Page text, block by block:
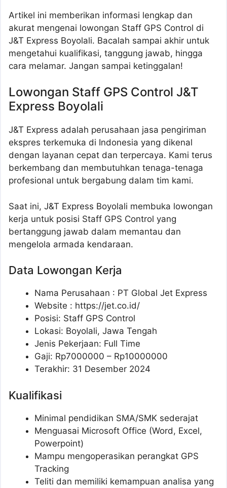
Artikel ini memberikan informasi lengkap dan
akurat mengenai lowongan Staff GPS Control di
J&T Express Boyolali. Bacalah sampai akhir untuk
mengetahui kualifikasi, tanggung jawab, hingga
cara melamar. Jangan sampai ketinggalan!
Lowongan Staff GPS Control J&T
Express Boyolali
J&T Express adalah perusahaan jasa pengiriman
ekspres terkemuka di Indonesia yang dikenal
dengan layanan cepat dan terpercaya. Kami terus
berkembang dan membutuhkan tenaga-tenaga
profesional untuk bergabung dalam tim kami.
Saat ini, J&T Express Boyolali membuka lowongan
kerja untuk posisi Staff GPS Control yang
bertanggung jawab dalam memantau dan
mengelola armada kendaraan.
Data Lowongan Kerja
Nama Perusahaan : PT Global Jet Express
Website : https://jet.co.id/
Posisi: Staff GPS Control
Lokasi: Boyolali, Jawa Tengah
Jenis Pekerjaan: Full Time
Gaji: Rp7000000 – Rp10000000
Terakhir: 31 Desember 2024
Kualifikasi
Minimal pendidikan SMA/SMK sederajat
Menguasai Microsoft Office (Word, Excel,
Powerpoint)
Mampu mengoperasikan perangkat GPS
Tracking
Teliti dan memiliki kemampuan analisa yang